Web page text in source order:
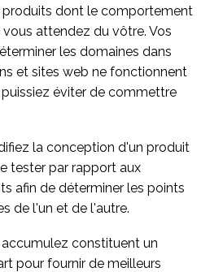
produits dont le comportement
attendez du vôtre. Vos
les domaines dans
et sites web ne fonctionnent
éviter de commettre
la conception d'un produit
tester par rapport aux
afin de déterminer les points
de l'un et de l'autre.
constituent un
pour fournir de meilleurs